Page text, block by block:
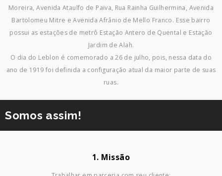
Moreira, Avenida Ataulfo de Paiva, Rua Rainha Guilhermina, Avenida
Bartolomeu Mitre e Avenida Afrânio de Mello Franco. Esse bairro
possui as estações de metrô Estação Antero de Quental e Estação
Jardim de Alah.
O dia do Leblon é comemorado a 26 de julho, pois, nessa data do
ano de 1919 foi definida a configuração atual da maior parte de suas
ruas.
Somos assim!
1. Missão